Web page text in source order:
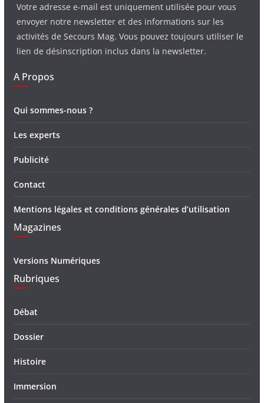
Votre adresse e-mail est uniquement utilisée pour vous
envoyer notre newsletter et des informations sur les
activités de Secours Mag. Vous pouvez toujours utiliser le
lien de désinscription inclus dans la newsletter.
A Propos
Qui sommes-nous ?
Les experts
Publicité
Contact
Mentions légales et conditions générales d’utilisation
Magazines
Versions Numériques
Rubriques
Débat
Dossier
Histoire
Immersion